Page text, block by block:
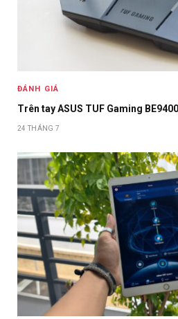
ĐÁNH GIÁ
Trên tay ASUS TUF Gaming
24 THÁNG 7